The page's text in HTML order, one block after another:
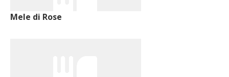
Mele di Rose